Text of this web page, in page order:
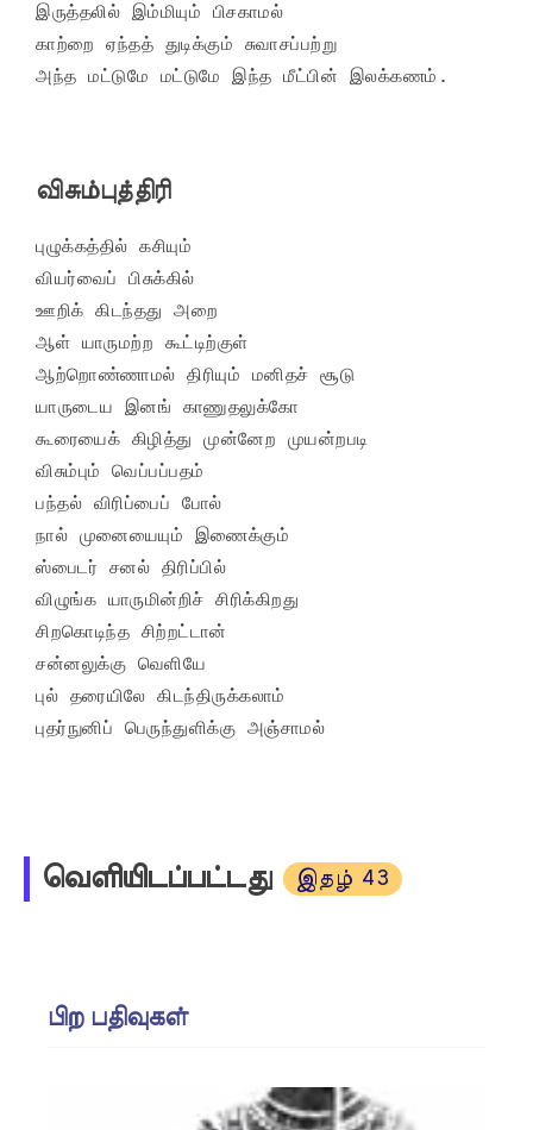
இருத்தலில் இம்மியும் பிசகாமல்
காற்றை ஏந்தத் துடிக்கும் சுவாசப்பற்று
அந்த மட்டுமே மட்டுமே இந்த மீட்பின் இலக்கணம்.
விசும்புத்திரி
புழுக்கத்தில் கசியும்
வியர்வைப் பிசுக்கில்
ஊறிக் கிடந்தது அறை
ஆள் யாருமற்ற கூட்டிற்குள்
ஆற்றொண்ணாமல் திரியும் மனிதச் சூடு
யாருடைய இனங் காணுதலுக்கோ
கூரையைக் கிழித்து முன்னேற முயன்றபடி
விசும்பும் வெப்பப்பதம்
பந்தல் விரிப்பைப் போல்
நால் முனையையும் இணைக்கும்
ஸ்பைடர் சனல் திரிப்பில்
விழுங்க யாருமின்றிச் சிரிக்கிறது
சிறகொடிந்த சிற்றட்டான்
சன்னலுக்கு வெளியே
புல் தரையிலே கிடந்திருக்கலாம்
புதர்நுனிப் பெருந்துளிக்கு அஞ்சாமல்
வெளியிடப்பட்டது இதழ் 43
பிற பதிவுகள்